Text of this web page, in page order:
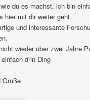
du es machst, ich bin
hier mit dir weiter geht.
und interessante
wieder über zwei Jahre
drin Ding
Grüße